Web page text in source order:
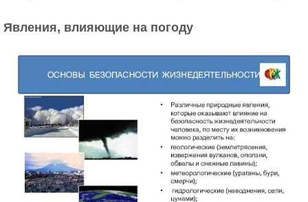
Явления, влияющие на погоду